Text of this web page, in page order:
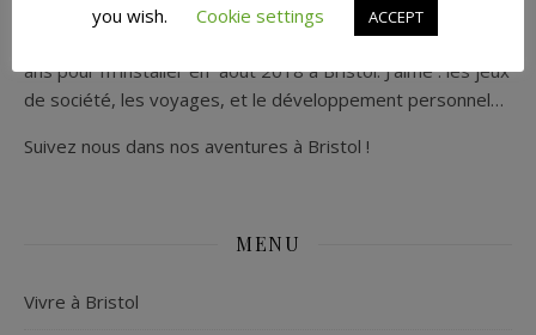
Bonjour, je suis Madame Monkey. Mariée à M. Platypus, j’ai
quitté la région parisienne où je vivais depuis plus de 30
ans pour m’installer en août 2018 à Bristol. J’aime : les jeux
de société, les voyages, et le développement personnel…
Suivez nous dans nos aventures à Bristol !
MENU
Vivre à Bristol
you wish.
Cookie settings ACCEPT